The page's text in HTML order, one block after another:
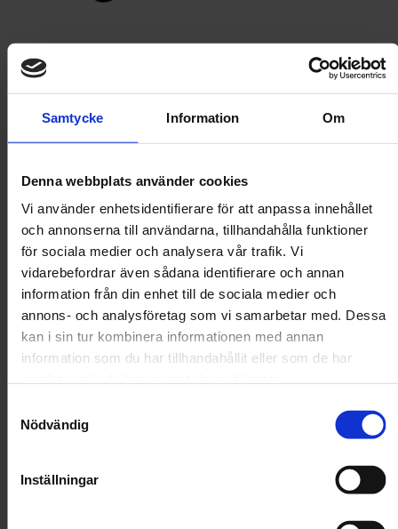
Samtycke Information Om
Denna webbplats använder cookies
Vi använder enhetsidentifierare för att anpassa innehållet
och annonserna till användarna, tillhandahålla funktioner
för sociala medier och analysera vår trafik. Vi
vidarebefordrar även sådana identifierare och annan
information från din enhet till de sociala medier och
annons- och analysföretag som vi samarbetar med. Dessa
kan i sin tur kombinera informationen med annan
information som du har tillhandahållit eller som de har
Nödvändig
Inställningar
Öppna media 1 i modal
KW Karda Mjuk Smart
Upptäck KW Karda mjuk Smart, en flexibel karda med plasttoppar
som finns i två praktiska storlekar. Perfekt för att enkelt och
skonsamt reda ut päls och hår.
89 kr
Storlek